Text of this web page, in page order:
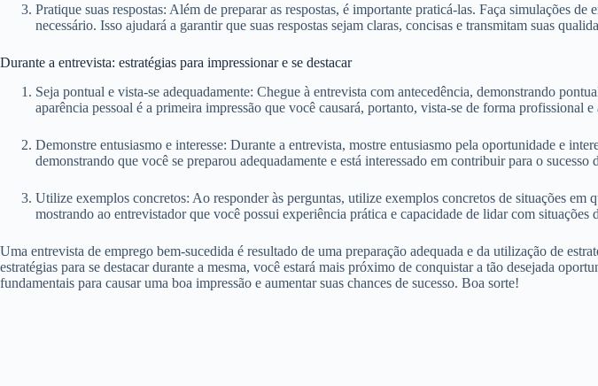
Pratique suas respostas: Além de preparar as respostas, é importante praticá-las. Faça simulações
necessário. Isso ajudará a garantir que suas respostas sejam claras, concisas e transmitam suas
Durante a entrevista: estratégias para impressionar e se destacar
Seja pontual e vista-se adequadamente: Chegue à entrevista com antecedência, demonstrando
aparência pessoal é a primeira impressão que você causará, portanto, vista-se de forma profissional e
Demonstre entusiasmo e interesse: Durante a entrevista, mostre entusiasmo pela oportunidade e
demonstrando que você se preparou adequadamente e está interessado em contribuir para o sucesso
Utilize exemplos concretos: Ao responder às perguntas, utilize exemplos concretos de situações em
mostrando ao entrevistador que você possui experiência prática e capacidade de lidar com
Uma entrevista de emprego bem-sucedida é resultado de uma preparação adequada e da utilização de
estratégias para se destacar durante a mesma, você estará mais próximo de conquistar a tão desejada
fundamentais para causar uma boa impressão e aumentar suas chances de sucesso. Boa sorte!